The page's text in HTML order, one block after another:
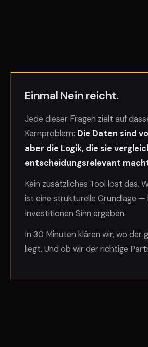
Einmal Nein reicht.
Jede dieser Fragen zielt auf
Kernproblem: Die Daten sind
aber die Logik, die sie
entscheidungsrelevant
Kein zusätzliches Tool löst das.
ist eine strukturelle Grundlage
Investitionen Sinn ergeben.
In 30 Minuten klären wir, wo der
liegt. Und ob wir der richtige